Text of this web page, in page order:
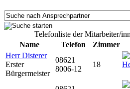
Telefonliste der Mitarbeiter/
Name
Telefon Zimmer
Herr Disterer
Erster
Bürgermeister
08621
8006-12
18